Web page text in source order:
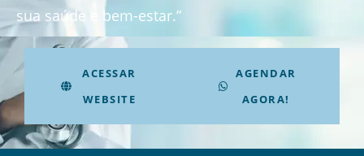
sua saúde e bem-estar.”
ACESSAR
WEBSITE
AGENDAR
AGORA!